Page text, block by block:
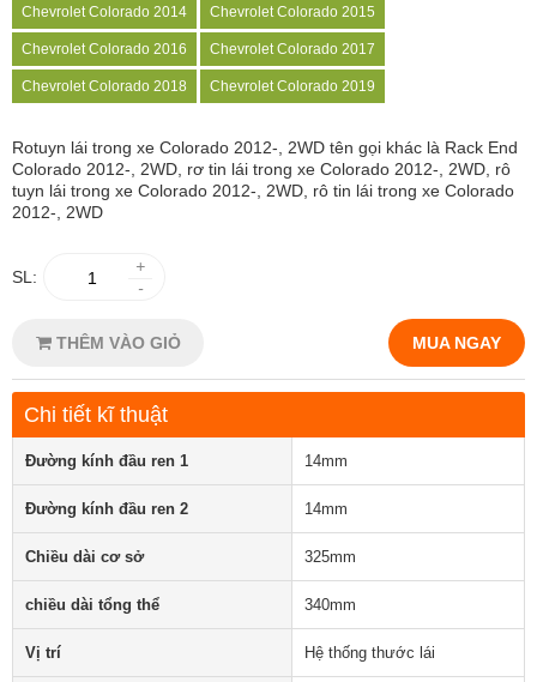
Chevrolet Colorado 2014 Chevrolet Colorado 2015
Chevrolet Colorado 2016 Chevrolet Colorado 2017
Chevrolet Colorado 2018 Chevrolet Colorado 2019
Rotuyn lái trong xe Colorado 2012-, 2WD tên gọi khác là Rack End
Colorado 2012-, 2WD, rơ tin lái trong xe Colorado 2012-, 2WD, rô
tuyn lái trong xe Colorado 2012-, 2WD, rô tin lái trong xe Colorado
2012-, 2WD
SL:
+
-
THÊM VÀO GIỎ MUA NGAY
Chi tiết kĩ thuật
Đường kính đầu ren 1 14mm
Đường kính đầu ren 2 14mm
Chiều dài cơ sở 325mm
chiều dài tổng thể 340mm
Vị trí Hệ thống thước lái